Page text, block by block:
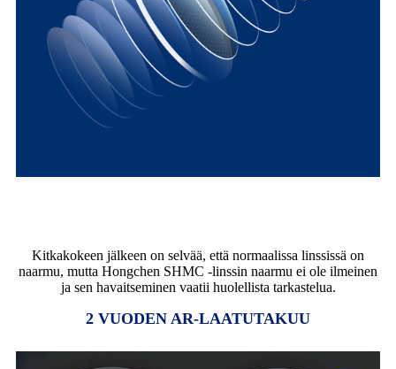
Kitkakokeen jälkeen on selvää, että normaalissa linssissä on
naarmu, mutta Hongchen SHMC -linssin naarmu ei ole ilmeinen
ja sen havaitseminen vaatii huolellista tarkastelua.
2 VUODEN AR-LAATUTAKUU